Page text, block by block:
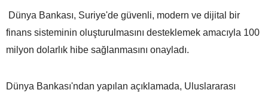
Dünya Bankası, Suriye'de güvenli, modern ve dijital bir
finans sisteminin oluşturulmasını desteklemek amacıyla 100
milyon dolarlık hibe sağlanmasını onayladı.
Dünya Bankası'ndan yapılan açıklamada, Uluslararası